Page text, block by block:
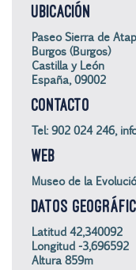
UBICACIÓN
Paseo Sierra de
Burgos (Burgos)
Castilla y León
España, 09002
CONTACTO
Tel: 902 024 246,
WEB
Museo de la
DATOS
Latitud 42,340092
Longitud -3,696592
Altura 859m